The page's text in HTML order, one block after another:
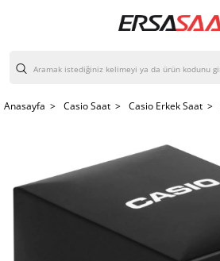
Anasayfa > Casio Saat > Casio Erkek Saat >